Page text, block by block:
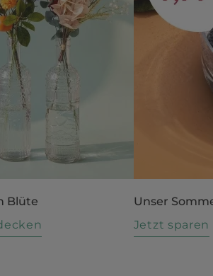
Blüte
Unser
Jetzt sparen